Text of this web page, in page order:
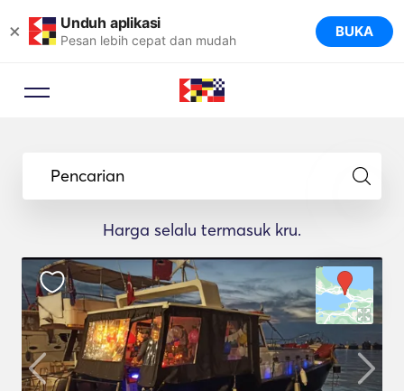
× Unduh aplikasi
Pesan lebih cepat dan mudah BUKA
Pencarian
Harga selalu termasuk kru.